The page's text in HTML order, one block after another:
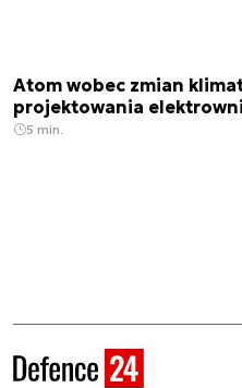
Atom wobec zmian
projektowania elektrowni
5 min.